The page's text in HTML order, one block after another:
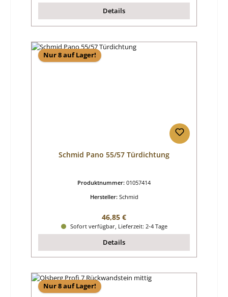
Details
Nur 8 auf Lager!
Schmid Pano 55/57 Türdichtung
Produktnummer: 01057414
Hersteller: Schmid
Regulärer Preis:
46,85 €
Sofort verfügbar, Lieferzeit: 2-4 Tage
Details
Nur 8 auf Lager!